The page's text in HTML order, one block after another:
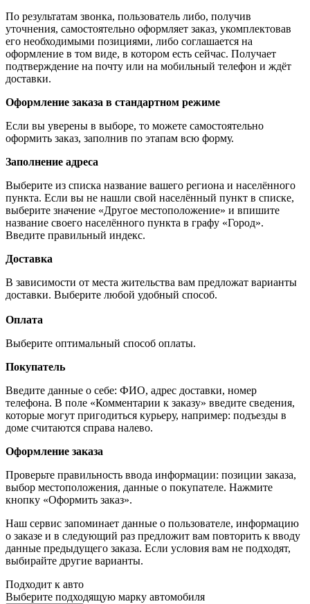
По результатам звонка, пользователь либо, получив
уточнения, самостоятельно оформляет заказ, укомплектовав
его необходимыми позициями, либо соглашается на
оформление в том виде, в котором есть сейчас. Получает
подтверждение на почту или на мобильный телефон и ждёт
доставки.
Оформление заказа в стандартном режиме
Если вы уверены в выборе, то можете самостоятельно
оформить заказ, заполнив по этапам всю форму.
Заполнение адреса
Выберите из списка название вашего региона и населённого
пункта. Если вы не нашли свой населённый пункт в списке,
выберите значение «Другое местоположение» и впишите
название своего населённого пункта в графу «Город».
Введите правильный индекс.
Доставка
В зависимости от места жительства вам предложат варианты
доставки. Выберите любой удобный способ.
Оплата
Выберите оптимальный способ оплаты.
Покупатель
Введите данные о себе: ФИО, адрес доставки, номер
телефона. В поле «Комментарии к заказу» введите сведения,
которые могут пригодиться курьеру, например: подъезды в
доме считаются справа налево.
Оформление заказа
Проверьте правильность ввода информации: позиции заказа,
выбор местоположения, данные о покупателе. Нажмите
кнопку «Оформить заказ».
Наш сервис запоминает данные о пользователе, информацию
о заказе и в следующий раз предложит вам повторить к вводу
данные предыдущего заказа. Если условия вам не подходят,
выбирайте другие варианты.
Подходит к авто
Выберите подходящую марку автомобиля